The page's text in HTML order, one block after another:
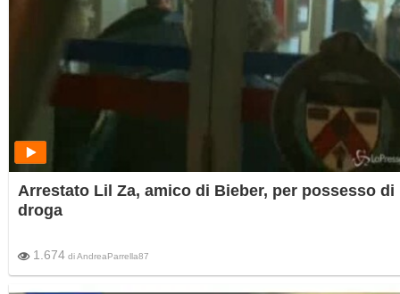
Arrestato Lil Za, amico di Bieber, per possesso di
droga
1.674 diAndreaParrella87